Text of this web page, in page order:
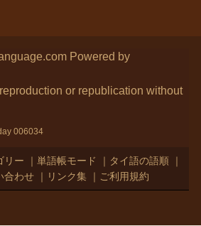
Powered by
or republication without
006034
リー ｜ 単語帳モード ｜ タイ語の語順 ｜
合わせ ｜ リンク集 ｜ ご利用規約